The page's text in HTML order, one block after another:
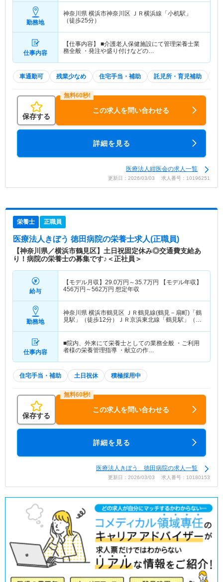
勤務地
神奈川県 横浜市神奈川区 ＪＲ横浜線「小机駅」
（徒歩25分）
仕事内容
【仕事内容】 ■介護老人保健施設にて管理栄養士業
務全般 ・発注や盛り付けなどの…
車通勤可 残業少なめ 住宅手当・補助 託児所・育児補助
保存する
この求人を問い合わせる
詳細を見る
医療法人紺医会の求人一覧
更新日：2026/03/03 求人番号：10196251
栄養士 正職員
医療法人きぼう 徳田病院の栄養士求人(正職員)
【神奈川県／横浜市鶴見区】土日祝固定休み◎交通費支給あ
り！病院の栄養士の募集です♪＜正社員＞
給与
【モデル月収】 29.0万円～35.7万円
【モデル年収】
456万円～562万円 想定年収
勤務地
神奈川県 横浜市鶴見区 ＪＲ鶴見線(鶴見－扇町)「鶴
見駅」（徒歩12分）ＪＲ京浜東北線「鶴見駅」（徒
仕事内容
■院内、外来にて栄養士としての業務全般 ・ご利用
者様の栄養管理指導 ・献立の作…
住宅手当・補助 土日祝休 積極採用中
保存する
この求人を問い合わせる
詳細を見る
医療法人きぼう 徳田病院の求人一覧
更新日：2026/03/03 求人番号：10180153